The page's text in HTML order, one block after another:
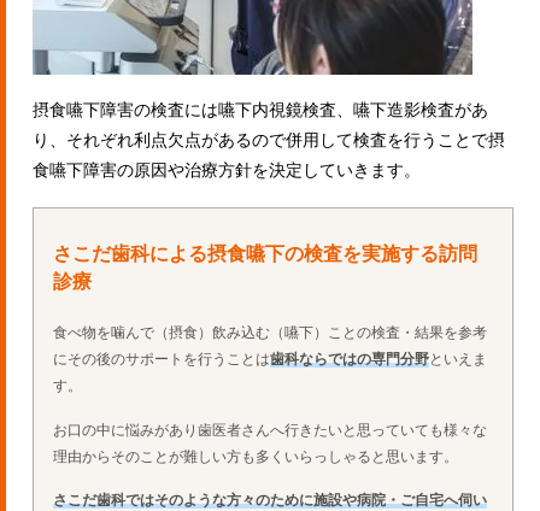
摂食嚥下障害の検査には嚥下内視鏡検査、嚥下造影検査があ
り、それぞれ利点欠点があるので併用して検査を行うことで摂
食嚥下障害の原因や治療方針を決定していきます。
さこだ歯科による摂食嚥下の検査を実施する訪問
診療
食べ物を噛んで（摂食）飲み込む（嚥下）ことの検査・結果を参考
にその後のサポートを行うことは歯科ならではの専門分野といえま
す。
お口の中に悩みがあり歯医者さんへ行きたいと思っていても様々な
理由からそのことが難しい方も多くいらっしゃると思います。
さこだ歯科ではそのような方々のために施設や病院・ご自宅へ伺い